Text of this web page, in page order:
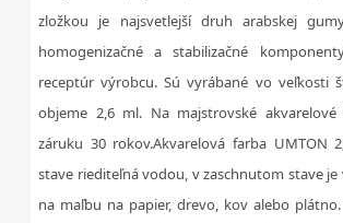
zložkou je najsvetlejší druh arabskej
homogenizačné a stabilizačné
receptúr výrobcu. Sú vyrábané vo veľkosti
objeme 2,6 ml. Na majstrovské
záruku 30 rokov.Akvarelová farba UMTON
stave riediteľná vodou, v zaschnutom stave
na maľbu na papier, drevo, kov alebo